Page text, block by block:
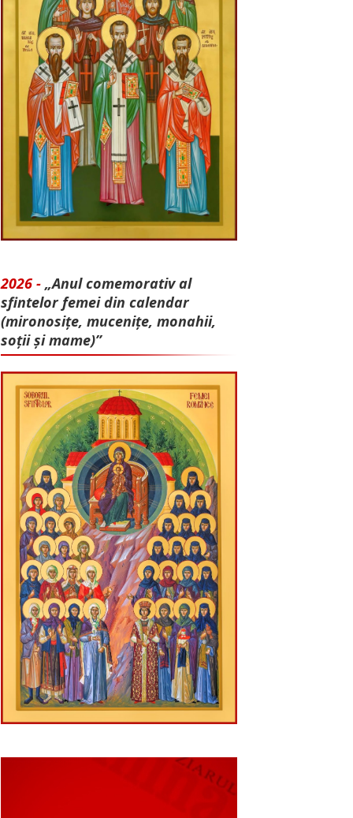
2026 - „Anul comemorativ al
sfintelor femei din calendar
(mironosițe, mu­cenițe, monahii,
soții și mame)”